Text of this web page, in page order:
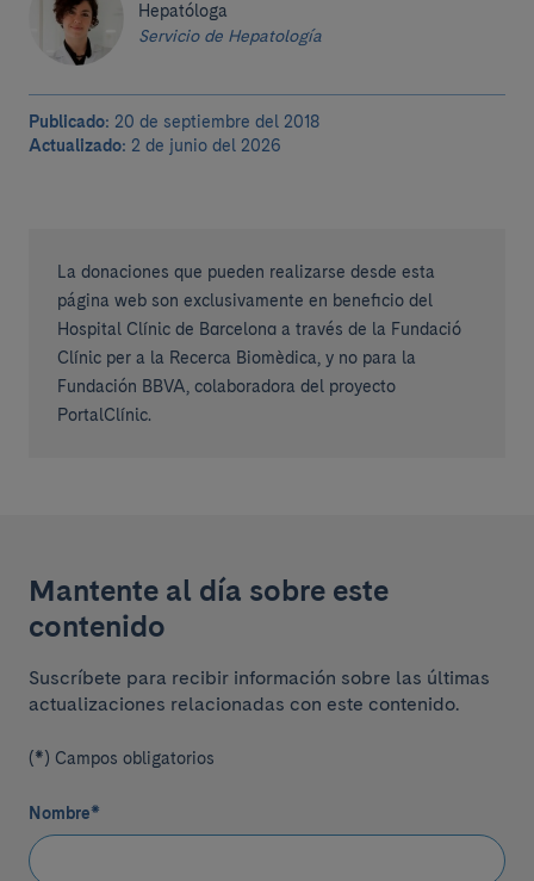
Hepatóloga
Servicio de Hepatología
Publicado: 20 de septiembre del 2018
Actualizado: 2 de junio del 2026
La donaciones que pueden realizarse desde esta
página web son exclusivamente en beneficio del
Hospital Clínic de Barcelona a través de la Fundació
Clínic per a la Recerca Biomèdica, y no para la
Fundación BBVA, colaboradora del proyecto
PortalClínic.
Mantente al día sobre este
contenido
Suscríbete para recibir información sobre las últimas
actualizaciones relacionadas con este contenido.
(*) Campos obligatorios
Nombre*